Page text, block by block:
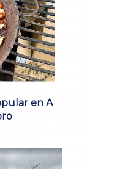
en A